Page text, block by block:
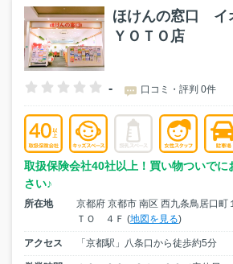
ほけんの窓口 イ
ＹＯＴＯ店
- 口コミ・評判 0件
取扱保険会社40社以上！買い物ついでに
さい♪
所在地
京都府 京都市 南区 西九条鳥居口町
ＴＯ ４Ｆ (地図を見る)
アクセス 「京都駅」八条口から徒歩約5分